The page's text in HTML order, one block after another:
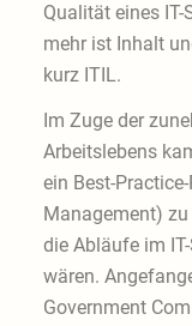
Qualität eines
mehr ist Inhalt
kurz ITIL.
Im Zuge der
Arbeitslebens
ein Best-
Management)
die Abläufe im
wären.
Government